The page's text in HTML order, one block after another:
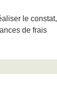
le constat,
de frais